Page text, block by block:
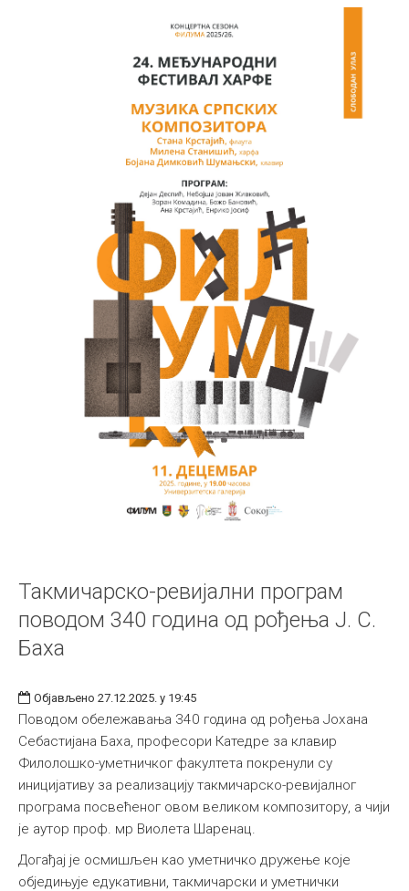
Такмичарско-ревијални програм
поводом 340 година од рођења Ј. С.
Баха
Објављено 27.12.2025. у 19:45
Поводом обележавања 340 година од рођења Јохана
Себастијана Баха, професори Катедре за клавир
Филолошко-уметничког факултета покренули су
иницијативу за реализацију такмичарско-ревијалног
програма посвећеног овом великом композитору, а чији
је аутор проф. мр Виолета Шаренац.
Догађај је осмишљен као уметничко дружење које
обједињује едукативни, такмичарски и уметнички